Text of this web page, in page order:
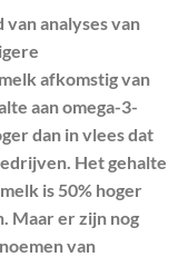
analyses van
afkomstig van
aan omega-3-
dan in vlees dat
Het gehalte
is 50% hoger
Maar er zijn nog
van